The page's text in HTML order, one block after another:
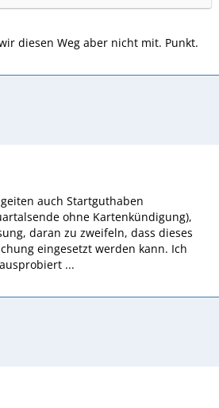
diesen Weg aber nicht mit. Punkt.
auch Startguthaben
ohne Kartenkündigung),
daran zu zweifeln, dass dieses
eingesetzt werden kann. Ich
...